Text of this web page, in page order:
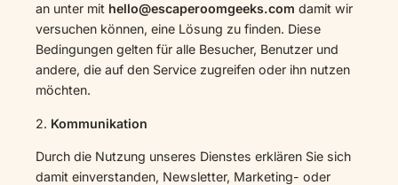
an unter mit hello@escaperoomgeeks.com damit wir
versuchen können, eine Lösung zu finden. Diese
Bedingungen gelten für alle Besucher, Benutzer und
andere, die auf den Service zugreifen oder ihn nutzen
möchten.
2. Kommunikation
Durch die Nutzung unseres Dienstes erklären Sie sich
damit einverstanden, Newsletter, Marketing- oder